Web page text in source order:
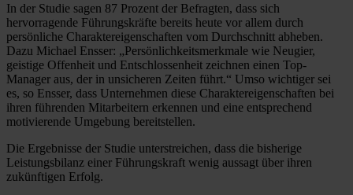
In der Studie sagen 87 Prozent der Befragten, dass sich
hervorragende Führungskräfte bereits heute vor allem durch
persönliche Charaktereigenschaften vom Durchschnitt abheben.
Dazu Michael Ensser: „Persönlichkeitsmerkmale wie Neugier,
geistige Offenheit und Entschlossenheit zeichnen einen Top-
Manager aus, der in unsicheren Zeiten führt.“ Umso wichtiger sei
es, so Ensser, dass Unternehmen diese Charaktereigenschaften bei
ihren führenden Mitarbeitern erkennen und eine entsprechend
motivierende Umgebung bereitstellen.
Die Ergebnisse der Studie unterstreichen, dass die bisherige
Leistungsbilanz einer Führungskraft wenig aussagt über ihren
zukünftigen Erfolg.